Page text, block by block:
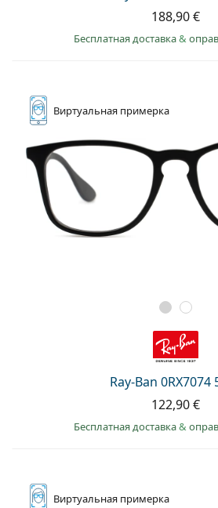
188,90 €
Бесплатная доставка&
Виртуальная примерка
Ray-Ban 0RX7074
122,90 €
Бесплатная доставка&
Виртуальная примерка